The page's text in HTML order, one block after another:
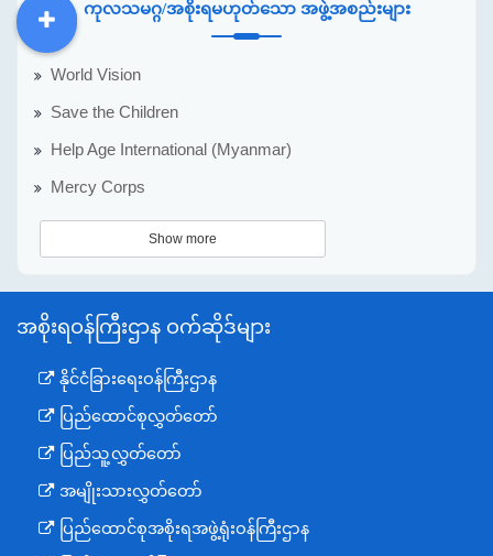
ကုလသမဂ္ဂ/အစိုးရမဟုတ်သော အဖွဲ့အစည်းများ
World Vision
Save the Children
Help Age International (Myanmar)
Mercy Corps
Show more
အစိုးရဝန်ကြီးဌာန ဝက်ဆိုဒ်များ
နိုင်ငံခြားရေးဝန်ကြီးဌာန
ပြည်ထောင်စုလွှတ်တော်
ပြည်သူ့လွှတ်တော်
အမျိုးသားလွှတ်တော်
ပြည်ထောင်စုအစိုးရအဖွဲ့ရုံးဝန်ကြီးဌာန